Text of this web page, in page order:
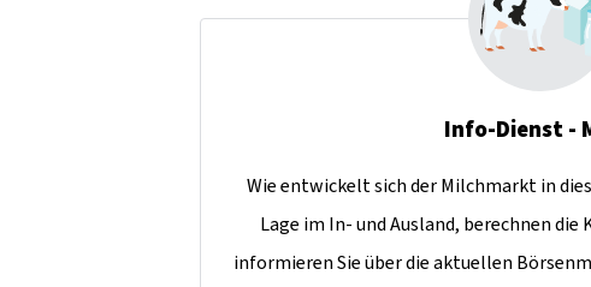
Info-Dienst -
Wie entwickelt sich der Milchmarkt in
Lage im In- und Ausland, berechnen
informieren Sie über die aktuellen